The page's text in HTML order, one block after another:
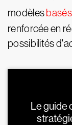
modèles
renforcée en
possibilités
Le guide